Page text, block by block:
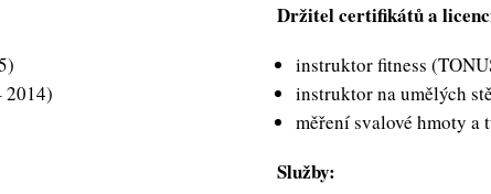
2014)
Držitel certifikátů a
instruktor fitness
instruktor na umělých
měření svalové hmoty a
Služby: